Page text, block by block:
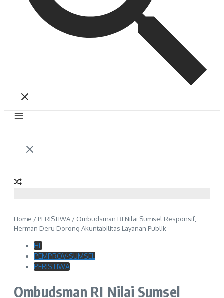
Home / PERISTIWA / Ombudsman RI Nilai Sumsel Responsif,
Herman Deru Dorong Akuntabilitas Layanan Publik
HL
PEMPROV-SUMSEL
PERISTIWA
Ombudsman RI Nilai Sumsel